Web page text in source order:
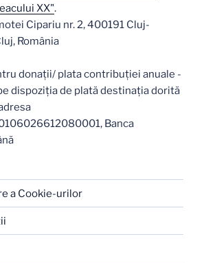
XX".
Cipariu nr. 2, 400191 Cluj-
România
donații/ plata contribuției anuale -
dispoziția de plată destinația dorită
Banca
a Cookie-urilor